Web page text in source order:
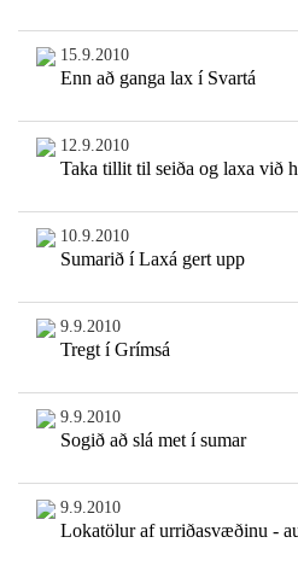
15.9.2010
Enn að ganga lax í Svartá
12.9.2010
Taka tillit til seiða og laxa við
10.9.2010
Sumarið í Laxá gert upp
9.9.2010
Tregt í Grímsá
9.9.2010
Sogið að slá met í sumar
9.9.2010
Lokatölur af urriðasvæðinu -